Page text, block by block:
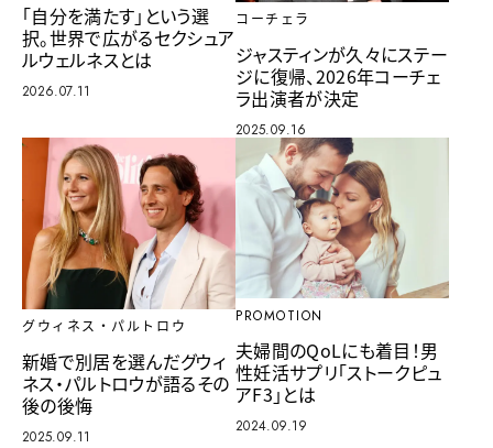
「自分を満たす」という選
択。世界で広がるセクシュア
ルウェルネスとは
2026.07.11
コーチェラ
ジャスティンが久々にステー
ジに復帰、2026年コーチェ
ラ出演者が決定
2025.09.16
グウィネス・パルトロウ
新婚で別居を選んだグウィ
ネス・パルトロウが語るその
後の後悔
2025.09.11
PROMOTION
夫婦間のQoLにも着目！男
性妊活サプリ「ストークピュ
アF3」とは
2024.09.19